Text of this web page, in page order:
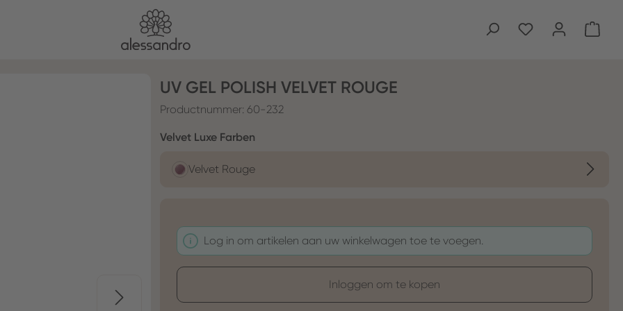
UV GEL POLISH VELVET ROUGE
Productnummer: 60-232
Selecteer
Velvet Luxe Farben
Velvet Rouge
Log in om artikelen aan uw winkelwagen toe te voegen.
Inloggen om te kopen